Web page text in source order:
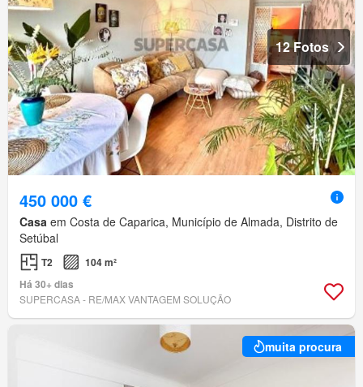
12 Fotos
450 000 €
Casa em Costa de Caparica, Município de Almada, Distrito de
Setúbal
T2
104 m²
Há 30+ dias
SUPERCASA - RE/MAX VANTAGEM SOLUÇÃO
muita procura